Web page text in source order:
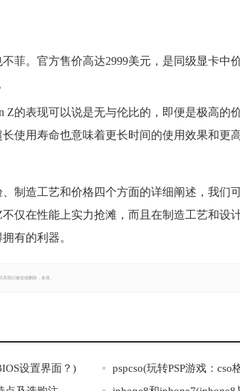
菲。官方售价高达2999美元，是同级显卡中
Z的表现可以说是无与伦比的，即便是极高的
使用寿命也意味着更长时间的使用效果和更
制造工艺和价格四个方面的详细阐述，我们
仅在性能上实力抢滩，而且在制造工艺和设
有的利器。
我们修改或删除，多谢。
设置界面？)
pspcso(玩转PSP游戏：cso